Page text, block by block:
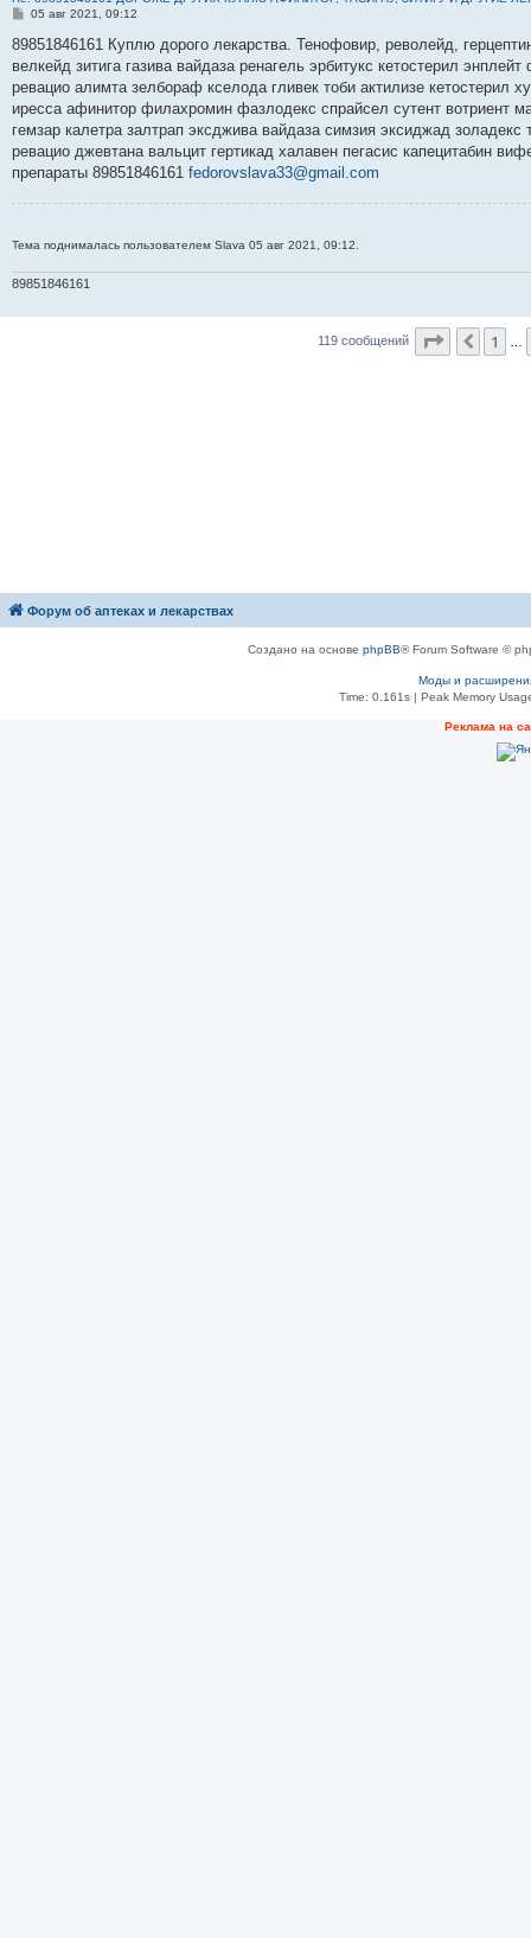
С
о
щ
е
и
е
05 авг 2021, 09:12
89851846161 Куплю дорого лекарства. Тенофовир, револейд,
велкейд зитига газива вайдаза ренагель эрбитукс кетостерил
ревацио алимта зелбораф кселода гливек тоби актилизе кетостерил
иресса афинитор филахромин фазлодекс спрайсел сутент вотриент
гемзар калетра залтрап эксджива вайдаза симзия эксиджад
ревацио джевтана вальцит гертикад халавен пегасис капецитабин
препараты 89851846161 fedorovslava33@gmail.com
Тема поднималась пользователем Slava 05 авг 2021, 09:12.
89851846161
119 сообщений Страница
Пред.
1
Форум об аптеках и лекарствах
Создано на основе phpBB® Forum Software ©
Моды и
Time: 0.161s| Peak Memory
Рeклама на